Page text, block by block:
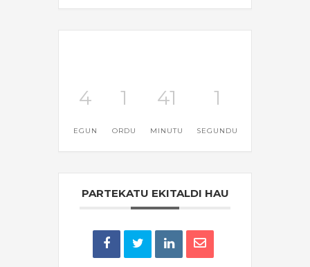
4
EGUN
1
ORDU
41
MINUTU
1
SEGUNDU
PARTEKATU EKITALDI HAU